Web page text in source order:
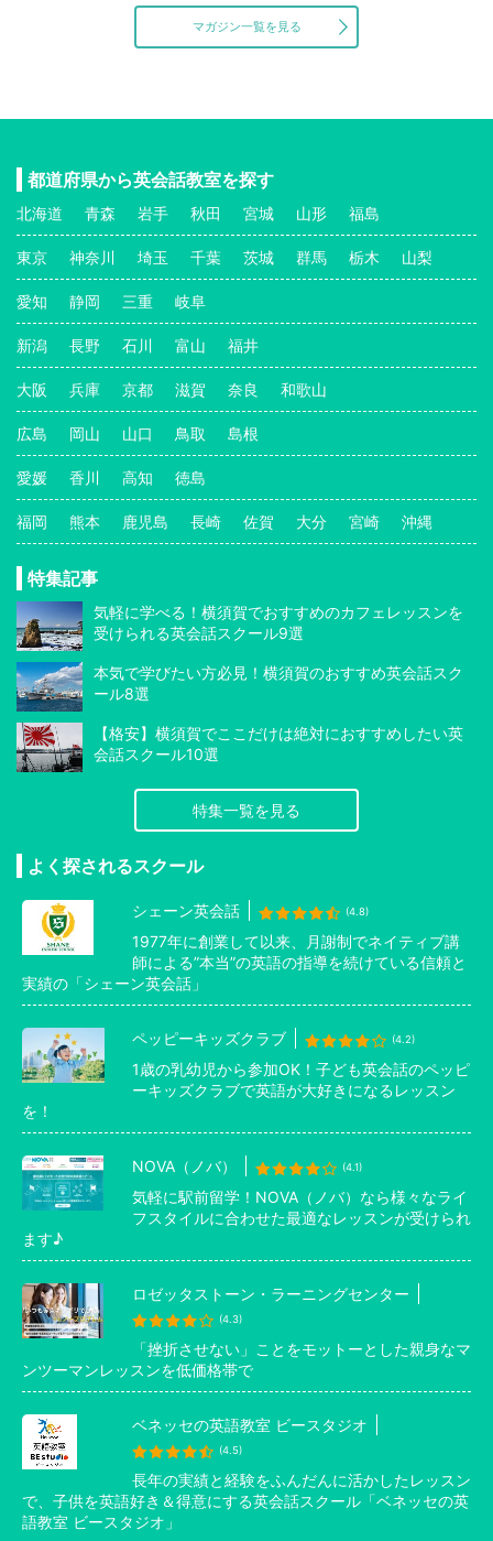
マガジン一覧を見る
都道府県から英会話教室を探す
北海道 青森 岩手 秋田 宮城 山形 福島
東京 神奈川 埼玉 千葉 茨城 群馬 栃木 山梨
愛知 静岡 三重 岐阜
新潟 長野 石川 富山 福井
大阪 兵庫 京都 滋賀 奈良 和歌山
広島 岡山 山口 鳥取 島根
愛媛 香川 高知 徳島
福岡 熊本 鹿児島 長崎 佐賀 大分 宮崎 沖縄
特集記事
気軽に学べる！横須賀でおすすめのカフェレッスンを
受けられる英会話スクール9選
本気で学びたい方必見！横須賀のおすすめ英会話スク
ール8選
【格安】横須賀でここだけは絶対におすすめしたい英
会話スクール10選
特集一覧を見る
よく探されるスクール
シェーン英会話 (4.8)
1977年に創業して以来、月謝制でネイティブ講
師による”本当”の英語の指導を続けている信頼と
実績の「シェーン英会話」
ペッピーキッズクラブ (4.2)
1歳の乳幼児から参加OK！子ども英会話のペッピ
ーキッズクラブで英語が大好きになるレッスン
を！
NOVA（ノバ） (4.1)
気軽に駅前留学！NOVA（ノバ）なら様々なライ
フスタイルに合わせた最適なレッスンが受けられ
ます♪
ロゼッタストーン・ラーニングセンター
(4.3)
「挫折させない」ことをモットーとした親身なマ
ンツーマンレッスンを低価格帯で
ベネッセの英語教室 ビースタジオ
(4.5)
長年の実績と経験をふんだんに活かしたレッスン
で、子供を英語好き＆得意にする英会話スクール「ベネッセの英
語教室 ビースタジオ」